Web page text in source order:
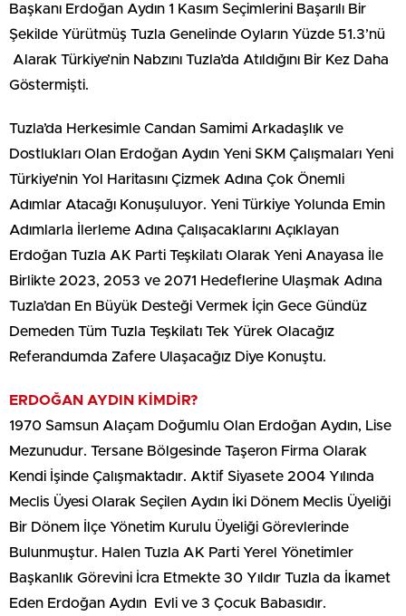
Başkanı Erdoğan Aydın 1 Kasım Seçimlerini Başarılı Bir
Şekilde Yürütmüş Tuzla Genelinde Oyların Yüzde 51.3’nü
Alarak Türkiye’nin Nabzını Tuzla’da Atıldığını Bir Kez Daha
Göstermişti.
Tuzla’da Herkesimle Candan Samimi Arkadaşlık ve
Dostlukları Olan Erdoğan Aydın Yeni SKM Çalışmaları Yeni
Türkiye’nin Yol Haritasını Çizmek Adına Çok Önemli
Adımlar Atacağı Konuşuluyor. Yeni Türkiye Yolunda Emin
Adımlarla İlerleme Adına Çalışacaklarını Açıklayan
Erdoğan Tuzla AK Parti Teşkilatı Olarak Yeni Anayasa İle
Birlikte 2023, 2053 ve 2071 Hedeflerine Ulaşmak Adına
Tuzla’dan En Büyük Desteği Vermek İçin Gece Gündüz
Demeden Tüm Tuzla Teşkilatı Tek Yürek Olacağız
Referandumda Zafere Ulaşacağız Diye Konuştu.
ERDOĞAN AYDIN KİMDİR?
1970 Samsun Alaçam Doğumlu Olan Erdoğan Aydın, Lise
Mezunudur. Tersane Bölgesinde Taşeron Firma Olarak
Kendi İşinde Çalışmaktadır. Aktif Siyasete 2004 Yılında
Meclis Üyesi Olarak Seçilen Aydın İki Dönem Meclis Üyeliği
Bir Dönem İlçe Yönetim Kurulu Üyeliği Görevlerinde
Bulunmuştur. Halen Tuzla AK Parti Yerel Yönetimler
Başkanlık Görevini İcra Etmekte 30 Yıldır Tuzla da İkamet
Eden Erdoğan Aydın Evli ve 3 Çocuk Babasıdır.